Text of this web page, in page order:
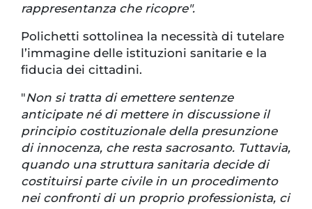
rappresentanza che ricopre".
Polichetti sottolinea la necessità di tutelare
l’immagine delle istituzioni sanitarie e la
fiducia dei cittadini.
"Non si tratta di emettere sentenze
anticipate né di mettere in discussione il
principio costituzionale della presunzione
di innocenza, che resta sacrosanto. Tuttavia,
quando una struttura sanitaria decide di
costituirsi parte civile in un procedimento
nei confronti di un proprio professionista, ci